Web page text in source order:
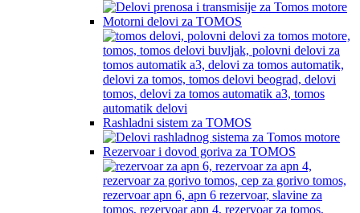
Motorni delovi za TOMOS
Rashladni sistem za TOMOS
Rezervoar i dovod goriva za TOMOS